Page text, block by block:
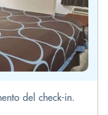
del check-in.